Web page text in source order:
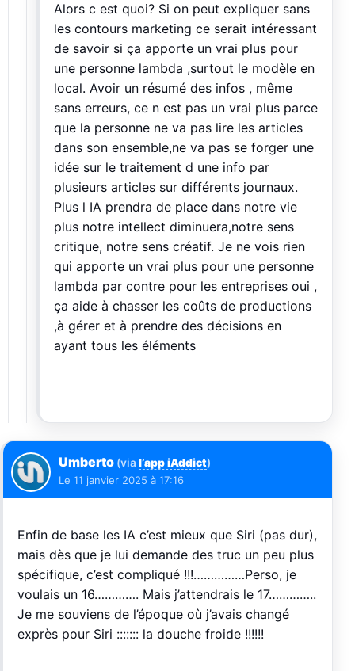
Alors c est quoi? Si on peut expliquer sans
les contours marketing ce serait intéressant
de savoir si ça apporte un vrai plus pour
une personne lambda ,surtout le modèle en
local. Avoir un résumé des infos , même
sans erreurs, ce n est pas un vrai plus parce
que la personne ne va pas lire les articles
dans son ensemble,ne va pas se forger une
idée sur le traitement d une info par
plusieurs articles sur différents journaux.
Plus l IA prendra de place dans notre vie
plus notre intellect diminuera,notre sens
critique, notre sens créatif. Je ne vois rien
qui apporte un vrai plus pour une personne
lambda par contre pour les entreprises oui ,
ça aide à chasser les coûts de productions
,à gérer et à prendre des décisions en
ayant tous les éléments
Umberto (via l’app iAddict)
Le 11 janvier 2025 à 17:16
Enfin de base les IA c’est mieux que Siri (pas dur),
mais dès que je lui demande des truc un peu plus
spécifique, c’est compliqué !!!……………Perso, je
voulais un 16…………. Mais j’attendrais le 17…………..
Je me souviens de l’époque où j’avais changé
exprès pour Siri ::::::: la douche froide !!!!!!